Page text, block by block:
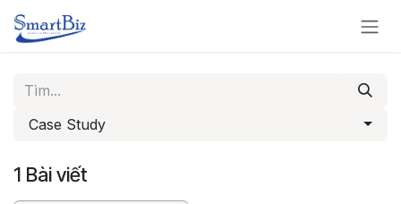
Bỏ qua để đến Nội dung
Case Study
1 Bài viết